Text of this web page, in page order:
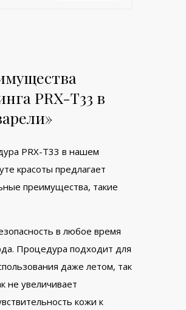
PRX-T33 в
PRX-T33 в нашем
красоты предлагает
преимущества, такие
в любое время
Процедура подходит для
даже летом, так
не увеличивает
кожи к